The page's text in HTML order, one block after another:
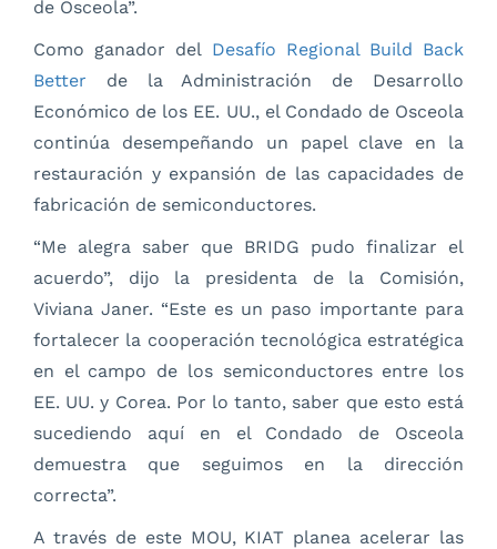
de Osceola”.
Como ganador del Desafío Regional Build Back
Better de la Administración de Desarrollo
Económico de los EE. UU., el Condado de Osceola
continúa desempeñando un papel clave en la
restauración y expansión de las capacidades de
fabricación de semiconductores.
“Me alegra saber que BRIDG pudo finalizar el
acuerdo”, dijo la presidenta de la Comisión,
Viviana Janer. “Este es un paso importante para
fortalecer la cooperación tecnológica estratégica
en el campo de los semiconductores entre los
EE. UU. y Corea. Por lo tanto, saber que esto está
sucediendo aquí en el Condado de Osceola
demuestra que seguimos en la dirección
correcta”.
A través de este MOU, KIAT planea acelerar las